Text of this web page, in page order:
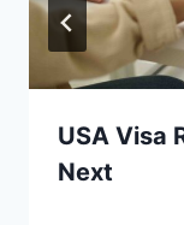
USA Visa
Next